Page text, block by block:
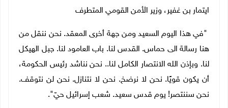
ايتمار بن غفير، وزير الأمن القومي المتطرف
"في هذا اليوم السعيد ومن جهة أخرى المعقد. نحن ننقل من
هنا رسالة الى حماس. القدس لنا. باب العامود لنا. جبل الهيكل
لنا. وبإذن الله الانتصار الكامل لنا.. نحن نناشد رئيس الحكومة،
أن يكون قويًا. نحن لا نرضخ. نحن لا نتنازل. نحن لن نتوقف.
نحن سننتصر! يوم قدس سعيد. شعب إسرائيل حيّ".